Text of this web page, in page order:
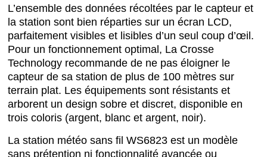
L’ensemble des données récoltées par le capteur et
la station sont bien réparties sur un écran LCD,
parfaitement visibles et lisibles d’un seul coup d’œil.
Pour un fonctionnement optimal, La Crosse
Technology recommande de ne pas éloigner le
capteur de sa station de plus de 100 mètres sur
terrain plat. Les équipements sont résistants et
arborent un design sobre et discret, disponible en
trois coloris (argent, blanc et argent, noir).
La station météo sans fil WS6823 est un modèle
sans prétention ni fonctionnalité avancée ou